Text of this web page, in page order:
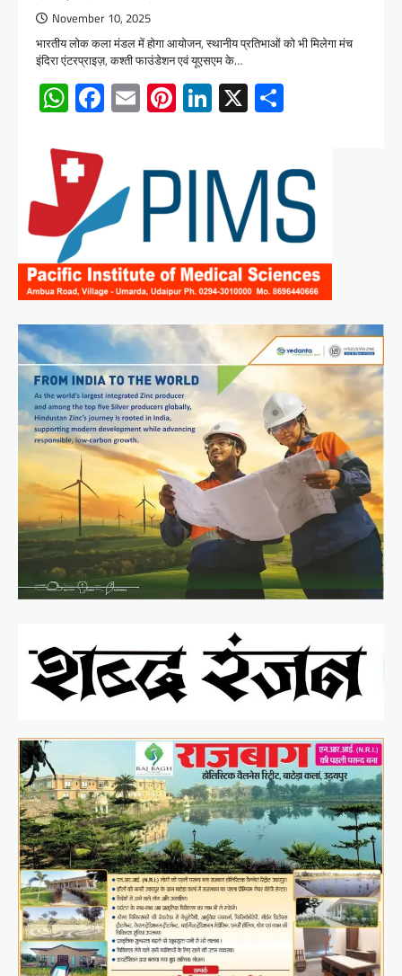
November 10, 2025
भारतीय लोक कला मंडल में होगा आयोजन, स्थानीय प्रतिभाओं को भी मिलेगा मंच
इंदिरा एंटरप्राइज़, कश्ती फाउंडेशन एवं यूएसएम के…
WhatsApp
Facebook
EmailPinterest
LinkedIn
X